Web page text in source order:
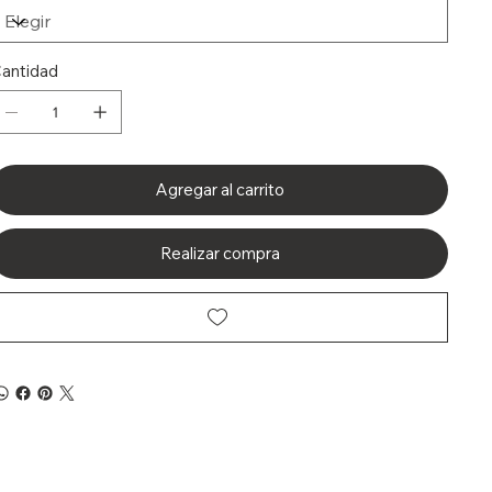
Agregar al carrito
Realizar compra